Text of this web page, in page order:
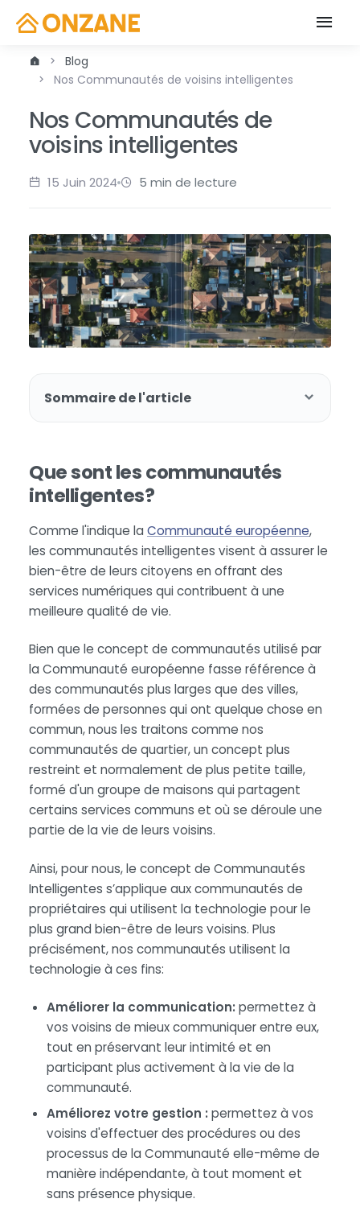
Blog
Nos Communautés de voisins intelligentes
Nos Communautés de
voisins intelligentes
15 Juin 2024 5 min de lecture
Sommaire de l'article
Que sont les communautés
intelligentes?
Comme l'indique la Communauté européenne,
les communautés intelligentes visent à assurer le
bien-être de leurs citoyens en offrant des
services numériques qui contribuent à une
meilleure qualité de vie.
Bien que le concept de communautés utilisé par
la Communauté européenne fasse référence à
des communautés plus larges que des villes,
formées de personnes qui ont quelque chose en
commun, nous les traitons comme nos
communautés de quartier, un concept plus
restreint et normalement de plus petite taille,
formé d'un groupe de maisons qui partagent
certains services communs et où se déroule une
partie de la vie de leurs voisins.
Ainsi, pour nous, le concept de Communautés
Intelligentes s’applique aux communautés de
propriétaires qui utilisent la technologie pour le
plus grand bien-être de leurs voisins. Plus
précisément, nos communautés utilisent la
technologie à ces fins:
Améliorer la communication:permettez à
vos voisins de mieux communiquer entre eux,
tout en préservant leur intimité et en
participant plus activement à la vie de la
communauté.
Améliorez votre gestion :permettez à vos
voisins d'effectuer des procédures ou des
processus de la Communauté elle-même de
manière indépendante, à tout moment et
sans présence physique.